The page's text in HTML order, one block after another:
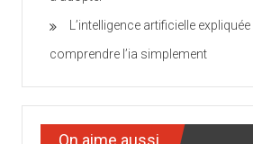
L’intelligence artificielle
comprendre l’ia simplement
On aime aussi